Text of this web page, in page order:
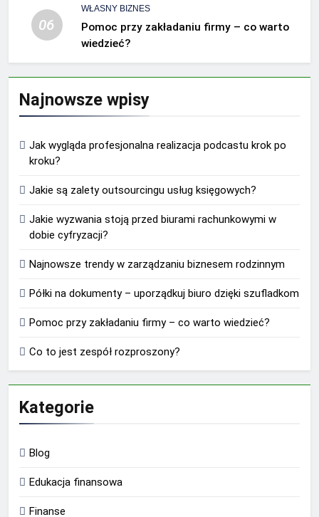
06
WŁASNY BIZNES
Pomoc przy zakładaniu firmy – co warto
wiedzieć?
Najnowsze wpisy
Jak wygląda profesjonalna realizacja podcastu krok po
kroku?
Jakie są zalety outsourcingu usług księgowych?
Jakie wyzwania stoją przed biurami rachunkowymi w
dobie cyfryzacji?
Najnowsze trendy w zarządzaniu biznesem rodzinnym
Półki na dokumenty – uporządkuj biuro dzięki szufladkom
Pomoc przy zakładaniu firmy – co warto wiedzieć?
Co to jest zespół rozproszony?
Kategorie
Blog
Edukacja finansowa
Finanse